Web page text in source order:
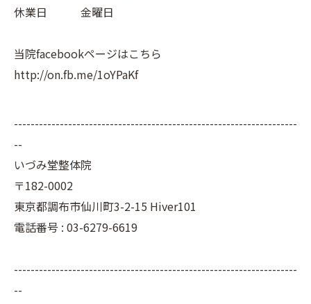
休業日 金曜日
当院facebookページはこちら
http://on.fb.me/1oYPaKf
--------------------------------------------------------------------
--
いづみ堂整体院
〒182-0002
東京都調布市仙川町3-2-15 Hiver101
電話番号 : 03-6279-6619
--------------------------------------------------------------------
--